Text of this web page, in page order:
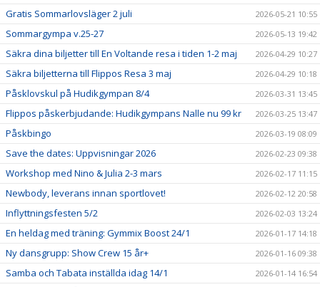
VÅR HISTORIA
PRESS
Gratis Sommarlovsläger 2 juli 2026-05-21 10:55
Sommargympa v.25-27 2026-05-13 19:42
Säkra dina biljetter till En Voltande resa i tiden 1-2 maj 2026-04-29 10:27
Säkra biljetterna till Flippos Resa 3 maj 2026-04-29 10:18
Påsklovskul på Hudikgympan 8/4 2026-03-31 13:45
Flippos påskerbjudande: Hudikgympans Nalle nu 99 kr 2026-03-25 13:47
Påskbingo 2026-03-19 08:09
Save the dates: Uppvisningar 2026 2026-02-23 09:38
Workshop med Nino & Julia 2-3 mars 2026-02-17 11:15
Newbody, leverans innan sportlovet! 2026-02-12 20:58
Inflyttningsfesten 5/2 2026-02-03 13:24
En heldag med träning: Gymmix Boost 24/1 2026-01-17 14:18
Ny dansgrupp: Show Crew 15 år+ 2026-01-16 09:38
Samba och Tabata inställda idag 14/1 2026-01-14 16:54